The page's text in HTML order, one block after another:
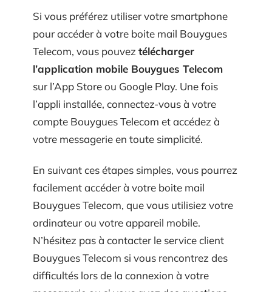
Si vous préférez utiliser votre smartphone
pour accéder à votre boite mail Bouygues
Telecom, vous pouvez télécharger
l’application mobile Bouygues Telecom
sur l’App Store ou Google Play. Une fois
l’appli installée, connectez-vous à votre
compte Bouygues Telecom et accédez à
votre messagerie en toute simplicité.
En suivant ces étapes simples, vous pourrez
facilement accéder à votre boite mail
Bouygues Telecom, que vous utilisiez votre
ordinateur ou votre appareil mobile.
N’hésitez pas à contacter le service client
Bouygues Telecom si vous rencontrez des
difficultés lors de la connexion à votre